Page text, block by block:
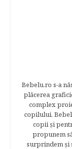
Bebelu.ro s-a
plăcerea
complex
copilului.
copii şi
propunem
surprindem şi